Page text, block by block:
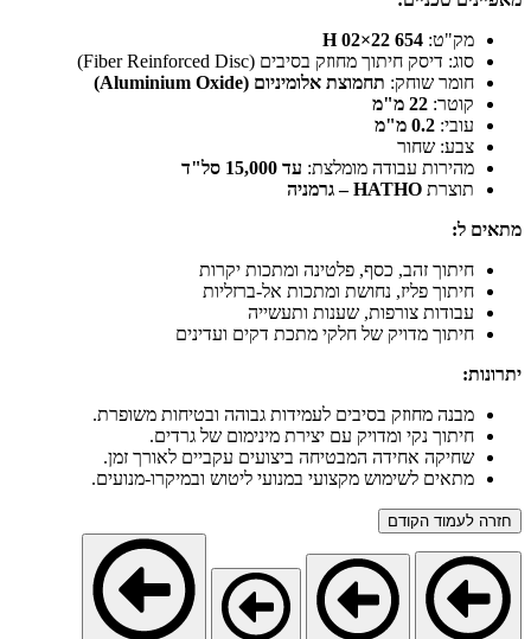
מק"ט: 654 22×02 H
סוג: דיסק חיתוך מחוזק בסיבים (Fiber Reinforced Disc)
חומר שוחק: תחמוצת אלומיניום (Aluminium Oxide)
קוטר: 22 מ"מ
עובי: 0.2 מ"מ
צבע: שחור
מהירות עבודה מומלצת: עד 15,000 סל"ד
תוצרת HATHO – גרמניה
מתאים ל:
חיתוך זהב, כסף, פלטינה ומתכות יקרות
חיתוך פליז, נחושת ומתכות אל-ברזליות
עבודות צורפות, שענות ותעשייה
חיתוך מדויק של חלקי מתכת דקים ועדינים
יתרונות:
מבנה מחוזק בסיבים לעמידות גבוהה ובטיחות משופרת.
חיתוך נקי ומדויק עם יצירת מינימום של גרדים.
שחיקה אחידה המבטיחה ביצועים עקביים לאורך זמן.
מתאים לשימוש מקצועי במנועי ליטוש ובמיקרו-מנועים.
חזרה לעמוד הקודם